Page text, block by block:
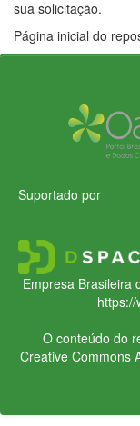
sua solicitação.
Página inicial do
Suportado por
Empresa Brasileira
O conteúdo do
Creative Commons